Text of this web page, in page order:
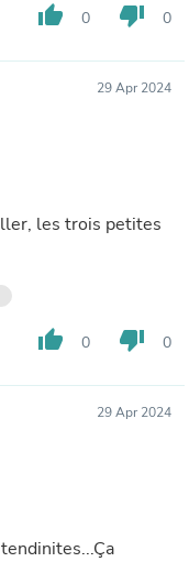
thumb_up 0 thumb_down 0
29 Apr 2024
les trois petites
thumb_up 0 thumb_down 0
29 Apr 2024